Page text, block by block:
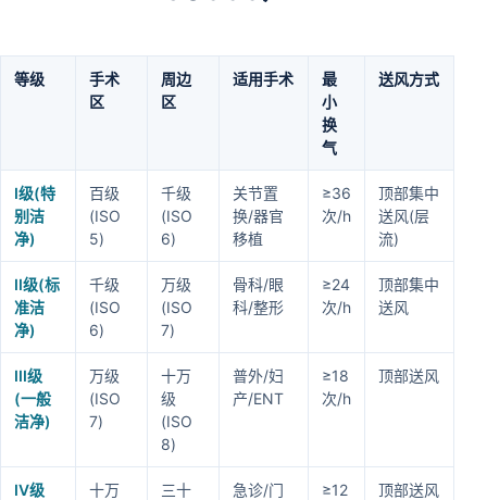
等级
手术
区
周边
区
适用手术
最
小
换
气
送风方式
I级(特
别洁
净)
百级
(ISO
5)
千级
(ISO
6)
关节置
换/器官
移植
≥36
次/h
顶部集中
送风(层
流)
II级(标
准洁
净)
千级
(ISO
6)
万级
(ISO
7)
骨科/眼
科/整形
≥24
次/h
顶部集中
送风
III级
(一般
洁净)
万级
(ISO
7)
十万
级
(ISO
8)
普外/妇
产/ENT
≥18
次/h
顶部送风
IV级
十万
三十
急诊/门
≥12
顶部送风